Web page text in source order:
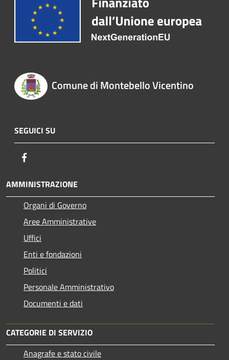
Comune di Montebello Vicentino
SEGUICI SU
AMMINISTRAZIONE
Organi di Governo
Aree Amministrative
Uffici
Enti e fondazioni
Politici
Personale Amministrativo
Documenti e dati
CATEGORIE DI SERVIZIO
Anagrafe e stato civile